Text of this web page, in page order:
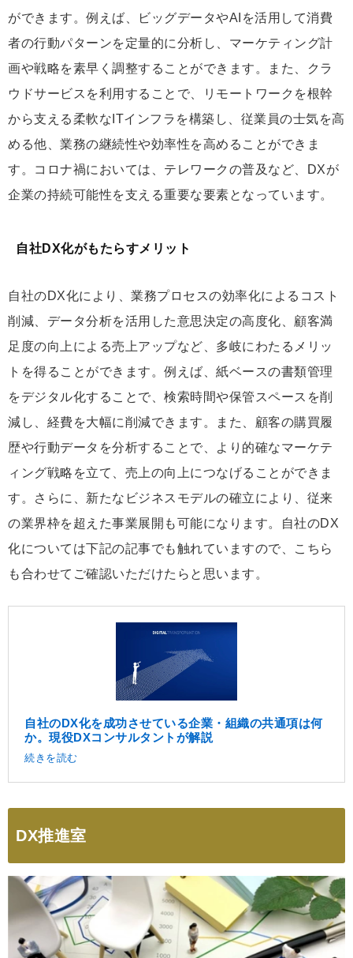
ができます。例えば、ビッグデータやAIを活用して消費
者の行動パターンを定量的に分析し、マーケティング計
画や戦略を素早く調整することができます。また、クラ
ウドサービスを利用することで、リモートワークを根幹
から支える柔軟なITインフラを構築し、従業員の士気を高
める他、業務の継続性や効率性を高めることができま
す。コロナ禍においては、テレワークの普及など、DXが
企業の持続可能性を支える重要な要素となっています。
自社DX化がもたらすメリット
自社のDX化により、業務プロセスの効率化によるコスト
削減、データ分析を活用した意思決定の高度化、顧客満
足度の向上による売上アップなど、多岐にわたるメリッ
トを得ることができます。例えば、紙ベースの書類管理
をデジタル化することで、検索時間や保管スペースを削
減し、経費を大幅に削減できます。また、顧客の購買履
歴や行動データを分析することで、より的確なマーケテ
ィング戦略を立て、売上の向上につなげることができま
す。さらに、新たなビジネスモデルの確立により、従来
の業界枠を超えた事業展開も可能になります。自社のDX
化については下記の記事でも触れていますので、こちら
も合わせてご確認いただけたらと思います。
自社のDX化を成功させている企業・組織の共通項は何
か。現役DXコンサルタントが解説
続きを読む
DX推進室